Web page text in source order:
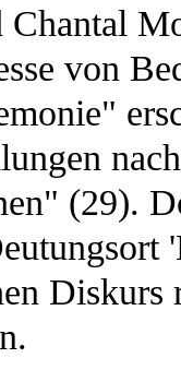
Chantal
von
(29).